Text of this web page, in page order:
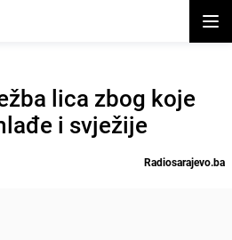
lica zbog koje
i svježije
Radiosarajevo.ba